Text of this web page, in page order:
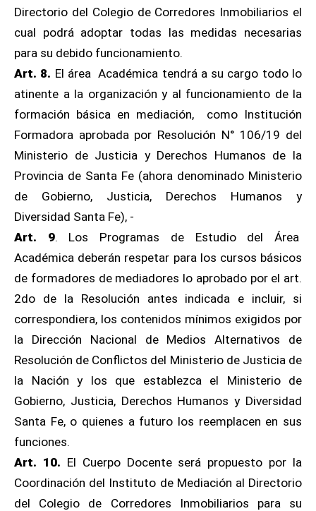
Directorio del Colegio de Corredores Inmobiliarios el
cual podrá adoptar todas las medidas necesarias
para su debido funcionamiento.
Art. 8. El área Académica tendrá a su cargo todo lo
atinente a la organización y al funcionamiento de la
formación básica en mediación, como Institución
Formadora aprobada por Resolución N° 106/19 del
Ministerio de Justicia y Derechos Humanos de la
Provincia de Santa Fe (ahora denominado Ministerio
de Gobierno, Justicia, Derechos Humanos y
Diversidad Santa Fe), -
Art. 9. Los Programas de Estudio del Área
Académica deberán respetar para los cursos básicos
de formadores de mediadores lo aprobado por el art.
2do de la Resolución antes indicada e incluir, si
correspondiera, los contenidos mínimos exigidos por
la Dirección Nacional de Medios Alternativos de
Resolución de Conflictos del Ministerio de Justicia de
la Nación y los que establezca el Ministerio de
Gobierno, Justicia, Derechos Humanos y Diversidad
Santa Fe, o quienes a futuro los reemplacen en sus
funciones.
Art. 10. El Cuerpo Docente será propuesto por la
Coordinación del Instituto de Mediación al Directorio
del Colegio de Corredores Inmobiliarios para su